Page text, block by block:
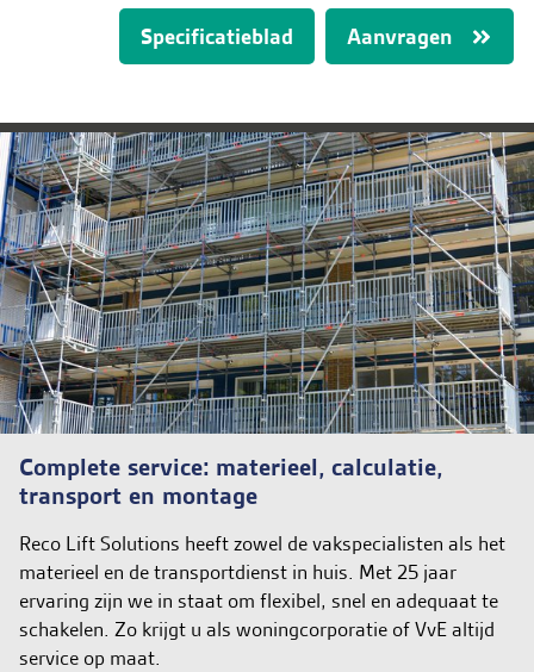
Specificatieblad Aanvragen
Complete service: materieel, calculatie,
transport en montage
Reco Lift Solutions heeft zowel de vakspecialisten als het
materieel en de transportdienst in huis. Met 25 jaar
ervaring zijn we in staat om flexibel, snel en adequaat te
schakelen. Zo krijgt u als woningcorporatie of VvE altijd
service op maat.